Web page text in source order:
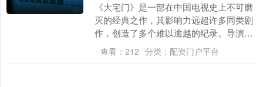
《大宅门》是一部在中国电视史上不可磨
灭的经典之作，其影响力远超许多同类剧
作，创造了多个难以逾越的纪录。导演郭
宝昌为此剧付出了数十年的心血，而该剧
的演员阵容更是堪....
查看： 212 分类： 配资门户平台